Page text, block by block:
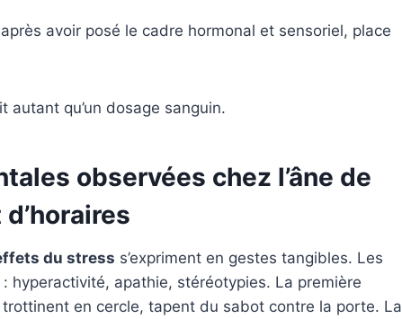
avoir posé le cadre hormonal et sensoriel, place
autant qu’un dosage sanguin.
observées chez l’âne de
du stress s’expriment en gestes tangibles. Les
hyperactivité, apathie, stéréotypies. La première
en cercle, tapent du sabot contre la porte. La